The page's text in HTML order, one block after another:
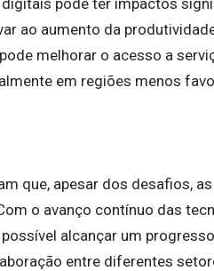
ao aumento da
melhorar o acesso a
em regiões menos
que, apesar dos desafios,
o avanço contínuo das
alcançar um
entre diferentes